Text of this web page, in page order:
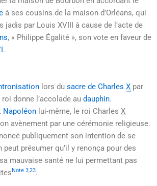
à ses cousins de la maison d’Orléans, qui
jadis par Louis XVIII à cause de l’acte de
, « Philippe Égalité », son vote en faveur de
.
lors du sacre de Charles X par
roi donne l’accolade au dauphin.
Napoléon lui-même, le roi Charles X
avènement par une cérémonie religieuse.
publiquement son intention de se
présumer qu’il y renonça pour des
mauvaise santé ne lui permettant pas
Note 3,23.